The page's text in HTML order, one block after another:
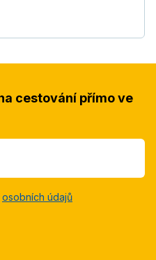
cestování přímo ve
osobních údajů